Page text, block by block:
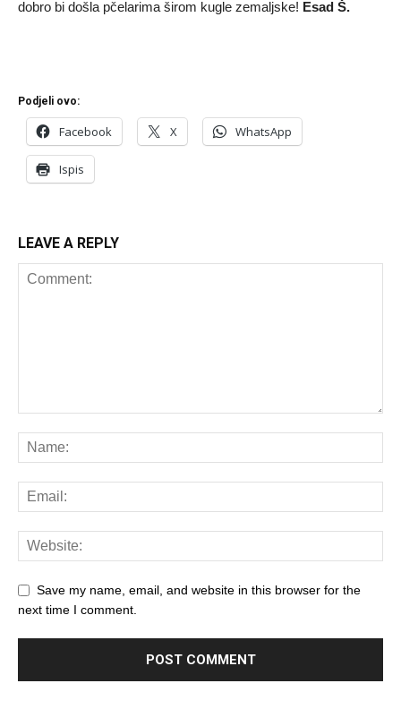
dobro bi došla pčelarima širom kugle zemaljske! Esad Š.
Podjeli ovo:
Facebook X WhatsApp
Ispis
LEAVE A REPLY
Save my name, email, and website in this browser for the
next time I comment.